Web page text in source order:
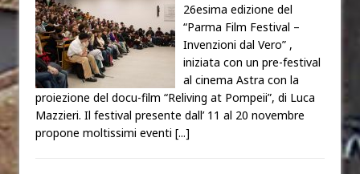
26esima edizione del
“Parma Film Festival –
Invenzioni dal Vero” ,
iniziata con un pre-festival
al cinema Astra con la
proiezione del docu-film “Reliving at Pompeii”, di Luca
Mazzieri. Il festival presente dall’ 11 al 20 novembre
propone moltissimi eventi [...]